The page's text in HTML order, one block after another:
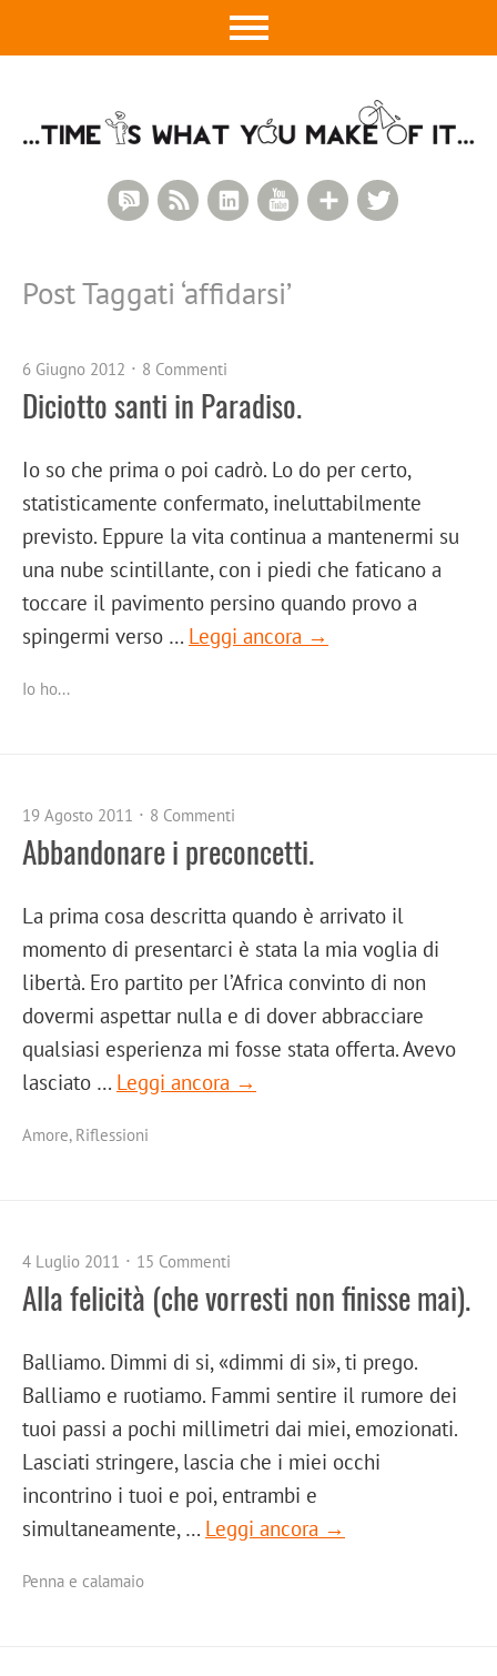
Google+
YouTube
LinkedIn
RSS Feed
RSS Comments
Post Taggati ‘affidarsi’
6 Giugno 2012 8 Commenti
Diciotto santi in Paradiso.
Io so che prima o poi cadrò. Lo do per certo,
statisticamente confermato, ineluttabilmente
previsto. Eppure la vita continua a mantenermi su
una nube scintillante, con i piedi che faticano a
toccare il pavimento persino quando provo a
spingermi verso … Leggi ancora →
Io ho...
19 Agosto 2011 8 Commenti
Abbandonare i preconcetti.
La prima cosa descritta quando è arrivato il
momento di presentarci è stata la mia voglia di
libertà. Ero partito per l’Africa convinto di non
dovermi aspettar nulla e di dover abbracciare
qualsiasi esperienza mi fosse stata offerta. Avevo
lasciato … Leggi ancora →
Amore, Riflessioni
4 Luglio 2011 15 Commenti
Alla felicità (che vorresti non finisse mai).
Balliamo. Dimmi di si, «dimmi di si», ti prego.
Balliamo e ruotiamo. Fammi sentire il rumore dei
tuoi passi a pochi millimetri dai miei, emozionati.
Lasciati stringere, lascia che i miei occhi
incontrino i tuoi e poi, entrambi e
simultaneamente, … Leggi ancora →
Penna e calamaio